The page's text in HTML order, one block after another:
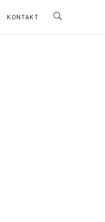
KONTAKT